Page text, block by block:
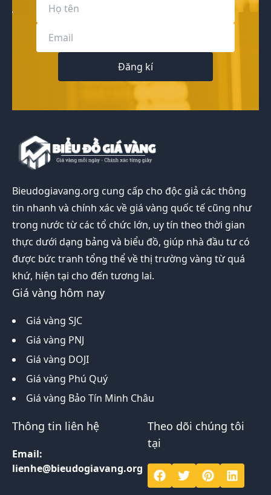
Đăng kí
Bieudogiavang.org cung cấp cho độc giả các thông
tin nhanh và chính xác về giá vàng quốc tế cũng như
trong nước từ các tổ chức lớn, uy tín theo thời gian
thực dưới dạng bảng và biểu đồ, giúp nhà đầu tư có
được bức tranh tổng thể về thị trường vàng từ quá
khứ, hiện tại cho đến tương lai.
Giá vàng hôm nay
Giá vàng SJC
Giá vàng PNJ
Giá vàng DOJI
Giá vàng Phú Quý
Giá vàng Bảo Tín Minh Châu
Thông tin liên hệ
Email:
lienhe@bieudogiavang.org
Theo dõi chúng tôi
tại